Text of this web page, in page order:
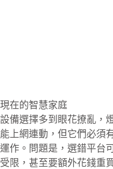
現在的智慧家庭
設備選擇多到眼花撩亂，
能上網連動，但它們必須
運作。問題是，選錯平台
受限，甚至要額外花錢重